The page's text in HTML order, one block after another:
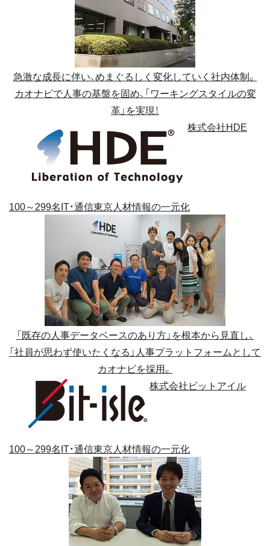
急激な成長に伴い、めまぐるしく変化していく社内体制。
カオナビで人事の基盤を固め、「ワーキングスタイルの変
革」を実現！
株式会社HDE
100～299名IT・通信東京人材情報の一元化
「既存の人事データベースのあり方」を根本から見直し、
「社員が思わず使いたくなる」人事プラットフォームとして
カオナビを採用。
株式会社ビットアイル
100～299名IT・通信東京人材情報の一元化